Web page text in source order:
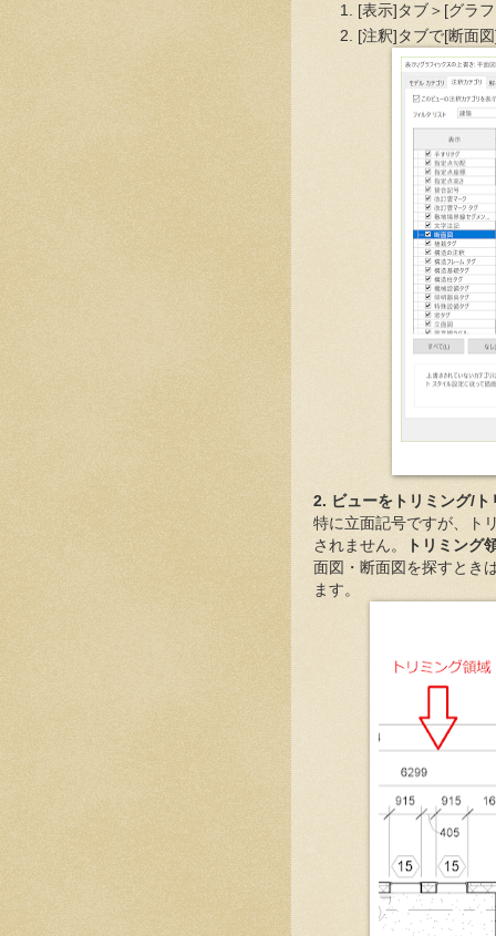
[表示]タブ＞[グラ
[注釈]タブで[断面
2. ビューをトリミング/ト
特に立面記号ですが、ト
されません。
トリミング
面図・断面図を探すとき
ます。